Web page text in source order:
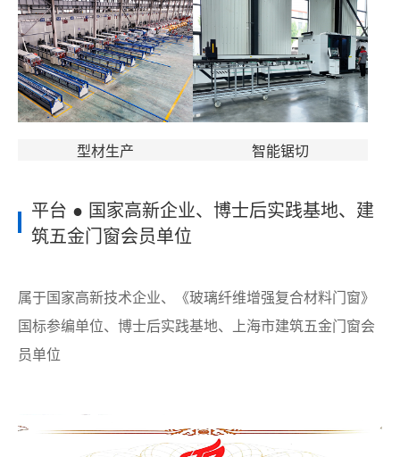
型材生产 智能锯切
平台 ● 国家高新企业、博士后实践基地、建
筑五金门窗会员单位
属于国家高新技术企业、《玻璃纤维增强复合材料门窗》
国标参编单位、博士后实践基地、上海市建筑五金门窗会
员单位